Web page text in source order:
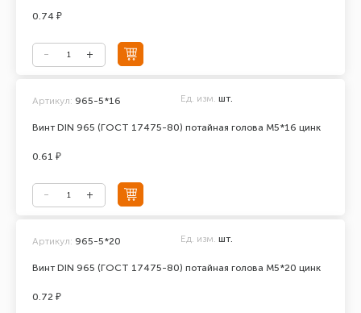
0.74 ₽
Винт DIN 965 (ГОСТ 17475-80) потайная голова М5*16 цинк
Артикул: 965-5*16 Ед. изм. шт.
0.61 ₽
Винт DIN 965 (ГОСТ 17475-80) потайная голова М5*20 цинк
Артикул: 965-5*20 Ед. изм. шт.
0.72 ₽